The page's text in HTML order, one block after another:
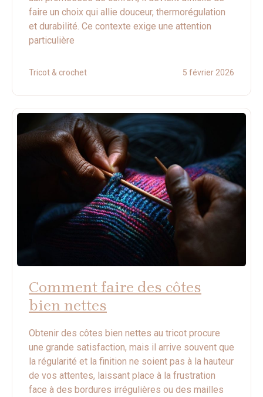
faire un choix qui allie douceur, thermorégulation
et durabilité. Ce contexte exige une attention
particulière
Tricot & crochet 5 février 2026
Comment faire des côtes
bien nettes
Obtenir des côtes bien nettes au tricot procure
une grande satisfaction, mais il arrive souvent que
la régularité et la finition ne soient pas à la hauteur
de vos attentes, laissant place à la frustration
face à des bordures irrégulières ou des mailles